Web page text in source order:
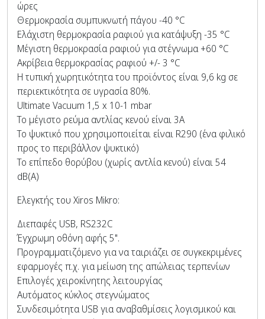
ώρες
Θερμοκρασία συμπυκνωτή πάγου -40 °C
Ελάχιστη θερμοκρασία ραφιού για κατάψυξη -35 °C
Μέγιστη θερμοκρασία ραφιού για στέγνωμα +60 °C
Ακρίβεια θερμοκρασίας ραφιού +/- 3 °C
Η τυπική χωρητικότητα του προϊόντος είναι 9,6 kg σε
περιεκτικότητα σε υγρασία 80%.
Ultimate Vacuum 1,5 x 10-1 mbar
Το μέγιστο ρεύμα αντλίας κενού είναι 3Α
Το ψυκτικό που χρησιμοποιείται είναι R290 (ένα φιλικό
προς το περιβάλλον ψυκτικό)
Το επίπεδο θορύβου (χωρίς αντλία κενού) είναι 54
dB(A)
Ελεγκτής του Xiros Mikro:
Διεπαφές USB, RS232C
Έγχρωμη οθόνη αφής 5".
Προγραμματιζόμενο για να ταιριάζει σε συγκεκριμένες
εφαρμογές π.χ. για μείωση της απώλειας τερπενίων
Επιλογές χειροκίνητης λειτουργίας
Αυτόματος κύκλος στεγνώματος
Συνδεσιμότητα USB για αναβαθμίσεις λογισμικού και